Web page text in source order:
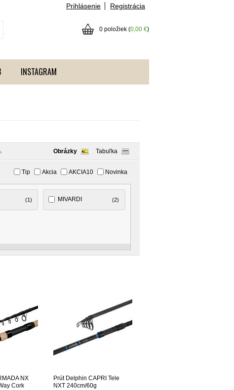
Prihlásenie Registrácia
0 položiek (0,00 €)
INSTAGRAM
Obrázky Tabuľka
Tip Akcia AKCIA10 Novinka
(1) MIVARDI (2)
NX
Cork
Prút Delphin CAPRI Tele
NXT 240cm/60g